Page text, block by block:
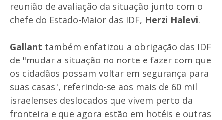
reunião de avaliação da situação junto com o
chefe do Estado-Maior das IDF, Herzi Halevi.
Gallant também enfatizou a obrigação das IDF
de "mudar a situação no norte e fazer com que
os cidadãos possam voltar em segurança para
suas casas", referindo-se aos mais de 60 mil
israelenses deslocados que vivem perto da
fronteira e que agora estão em hotéis e outras